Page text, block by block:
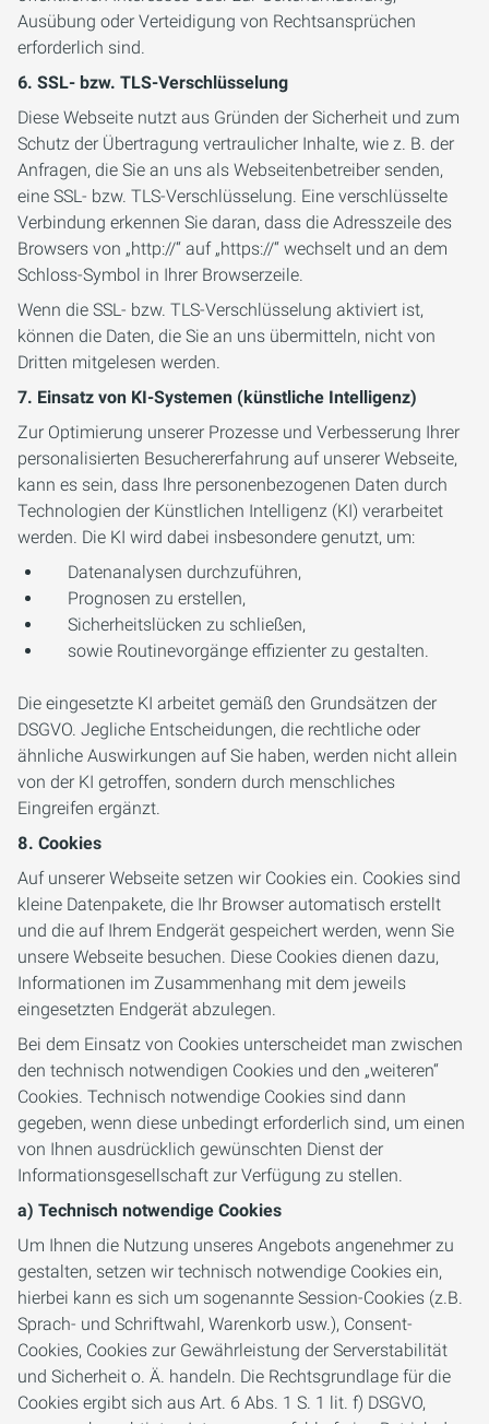
Ausübung oder Verteidigung von Rechtsansprüchen
erforderlich sind.
6. SSL- bzw. TLS-Verschlüsselung
Diese Webseite nutzt aus Gründen der Sicherheit und zum
Schutz der Übertragung vertraulicher Inhalte, wie z. B. der
Anfragen, die Sie an uns als Webseitenbetreiber senden,
eine SSL- bzw. TLS-Verschlüsselung. Eine verschlüsselte
Verbindung erkennen Sie daran, dass die Adresszeile des
Browsers von „http://“ auf „https://“ wechselt und an dem
Schloss-Symbol in Ihrer Browserzeile.
Wenn die SSL- bzw. TLS-Verschlüsselung aktiviert ist,
können die Daten, die Sie an uns übermitteln, nicht von
Dritten mitgelesen werden.
7. Einsatz von KI-Systemen (künstliche Intelligenz)
Zur Optimierung unserer Prozesse und Verbesserung Ihrer
personalisierten Besuchererfahrung auf unserer Webseite,
kann es sein, dass Ihre personenbezogenen Daten durch
Technologien der Künstlichen Intelligenz (KI) verarbeitet
werden. Die KI wird dabei insbesondere genutzt, um:
Datenanalysen durchzuführen,
Prognosen zu erstellen,
Sicherheitslücken zu schließen,
sowie Routinevorgänge effizienter zu gestalten.
Die eingesetzte KI arbeitet gemäß den Grundsätzen der
DSGVO. Jegliche Entscheidungen, die rechtliche oder
ähnliche Auswirkungen auf Sie haben, werden nicht allein
von der KI getroffen, sondern durch menschliches
Eingreifen ergänzt.
8. Cookies
Auf unserer Webseite setzen wir Cookies ein. Cookies sind
kleine Datenpakete, die Ihr Browser automatisch erstellt
und die auf Ihrem Endgerät gespeichert werden, wenn Sie
unsere Webseite besuchen. Diese Cookies dienen dazu,
Informationen im Zusammenhang mit dem jeweils
eingesetzten Endgerät abzulegen.
Bei dem Einsatz von Cookies unterscheidet man zwischen
den technisch notwendigen Cookies und den „weiteren“
Cookies. Technisch notwendige Cookies sind dann
gegeben, wenn diese unbedingt erforderlich sind, um einen
von Ihnen ausdrücklich gewünschten Dienst der
Informationsgesellschaft zur Verfügung zu stellen.
a) Technisch notwendige Cookies
Um Ihnen die Nutzung unseres Angebots angenehmer zu
gestalten, setzen wir technisch notwendige Cookies ein,
hierbei kann es sich um sogenannte Session-Cookies (z.B.
Sprach- und Schriftwahl, Warenkorb usw.), Consent-
Cookies, Cookies zur Gewährleistung der Serverstabilität
und Sicherheit o. Ä. handeln. Die Rechtsgrundlage für die
Cookies ergibt sich aus Art. 6 Abs. 1 S. 1 lit. f) DSGVO,